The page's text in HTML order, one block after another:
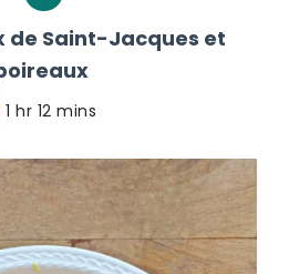
de Saint-Jacques et
1 hr 12 mins